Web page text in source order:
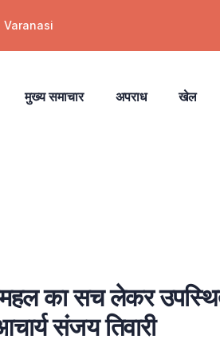
Varanasi
मुख्य समाचार अपराध खेल
का सच लेकर उपस्थित
संजय तिवारी